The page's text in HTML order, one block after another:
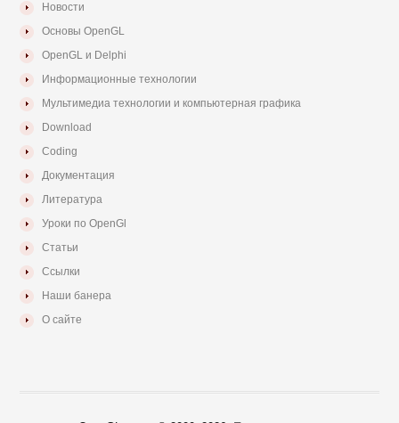
Новости
Основы OpenGL
OpenGL и Delphi
Информационные технологии
Мультимедиа технологии и компьютерная графика
Download
Coding
Документация
Литература
Уроки по OpenGl
Статьи
Ссылки
Наши банера
О сайте